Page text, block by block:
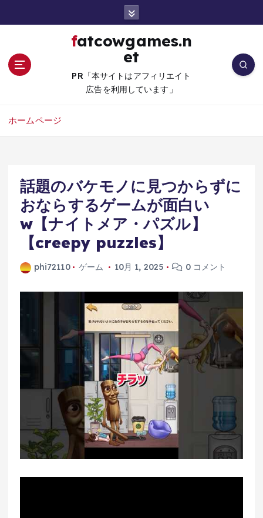
fatcowgames.n
et
PR「本サイトはアフィリエイト
広告を利用しています」
ホームページ
話題のバケモノに見つからずに
おならするゲームが面白い
w【ナイトメア・パズル】
【creepy puzzles】
phi72110 ゲーム 10月 1, 2025 0 コメント